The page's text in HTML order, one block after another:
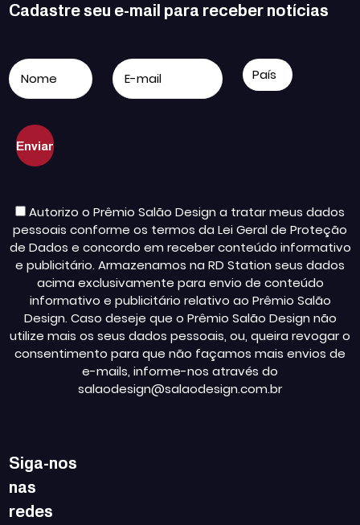
Cadastre seu e-mail para receber notícias
Autorizo o Prêmio Salão Design a tratar meus dados
pessoais conforme os termos da Lei Geral de Proteção
de Dados e concordo em receber conteúdo informativo
e publicitário. Armazenamos na RD Station seus dados
acima exclusivamente para envio de conteúdo
informativo e publicitário relativo ao Prêmio Salão
Design. Caso deseje que o Prêmio Salão Design não
utilize mais os seus dados pessoais, ou, queira revogar o
consentimento para que não façamos mais envios de
e-mails, informe-nos através do
salaodesign@salaodesign.com.br
Siga-nos
nas
redes